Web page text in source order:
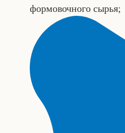
формовочного сырья;